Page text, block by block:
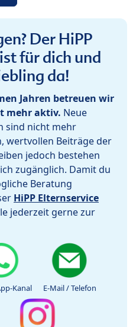
Der HiPP
für dich und
da!
Jahren betreuen wir
mehr aktiv. Neue
sind nicht mehr
wertvollen Beiträge der
jedoch bestehen
zugänglich. Damit du
Beratung
HiPP Elternservice
jederzeit gerne zur
Kanal E-Mail / Telefon